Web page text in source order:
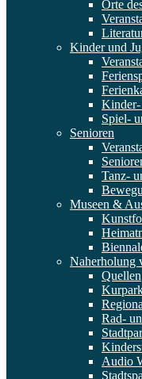
Orte
Kinder und
Kinder-
Spiel-
Senioren
Tanz-
Museen &
Naherholung
Quellen
Rad-
Audio